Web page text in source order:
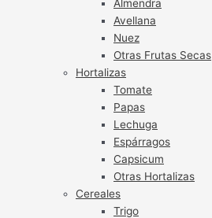
Almendra
Avellana
Nuez
Otras Frutas Secas
Hortalizas
Tomate
Papas
Lechuga
Espárragos
Capsicum
Otras Hortalizas
Cereales
Trigo